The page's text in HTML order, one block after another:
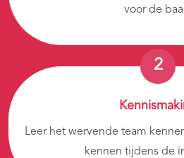
voor de
Leer het wervende team
kennen tijdens de